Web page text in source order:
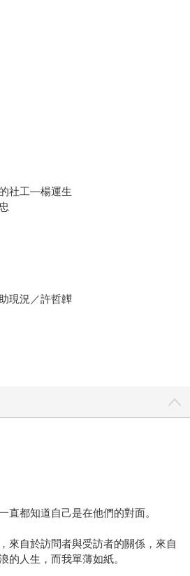
的社工—楊運生
忠
現況／許哲韡
直都知道自己是在他們的對面。
來自於訪問者與受訪者的關係，來自
的人生，而我單薄如紙。